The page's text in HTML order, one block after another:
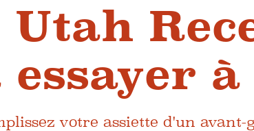
Utah
essayer
votre assiette d'un avant-